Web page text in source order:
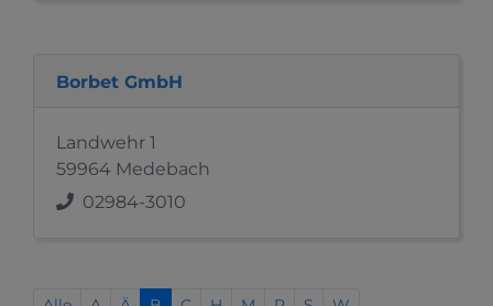
Borbet GmbH
Landwehr 1
59964 Medebach
02984-3010